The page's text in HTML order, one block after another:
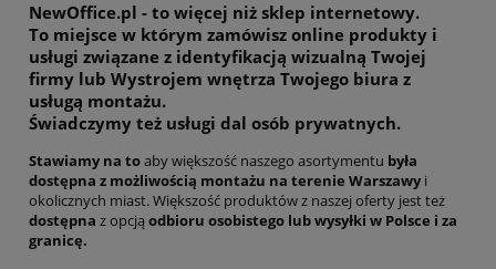
NewOffice.pl - to więcej niż sklep internetowy.
To miejsce w którym zamówisz online produkty i
usługi związane z identyfikacją wizualną Twojej
firmy lub Wystrojem wnętrza Twojego biura z
usługą montażu.
Świadczymy też usługi dal osób prywatnych.
Stawiamy na toaby większość naszego asortymentu była
dostępna z możliwością montażu na terenie Warszawyi
okolicznych miast. Większość produktów z naszej oferty jest też
dostępna z opcją odbioru osobistego lub wysyłki w Polsce i za
granicę.